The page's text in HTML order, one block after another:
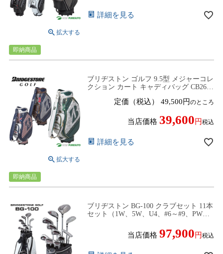
詳細を見る
即納商品
ブリヂストン ゴルフ 9.5型 メジャーコレ
クション カート キャディバッグ CB2671
ル BRIDGESTONE GOLF
定価（税込） 49,500 のところ
当店価格 39,600 税込
詳細を見る
即納商品
ブリヂストン BG-100 クラブセット 11本
セット（1W、5W、U4、#6～#9、PW、
グ付 BRIDGESTONE GOLF パッケージ
セット ゴルフセット
当店価格 97,900 税込